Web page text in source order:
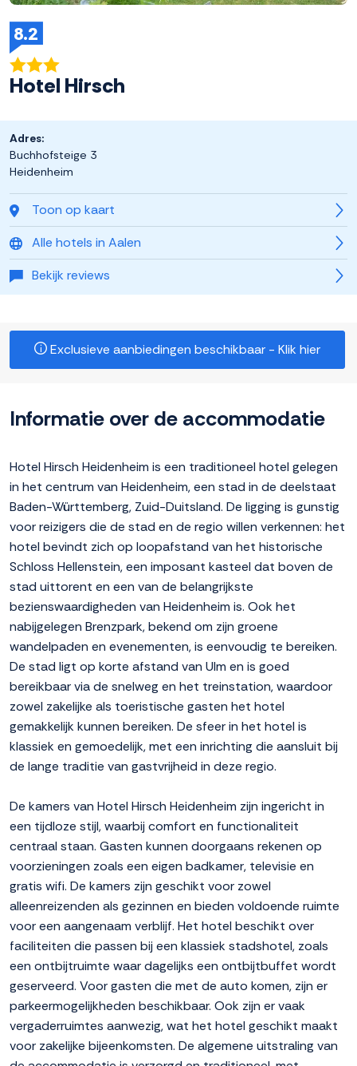
8.2
Hotel Hirsch
Toon op kaart
Alle hotels in Aalen
Bekijk reviews
Adres:
Buchhofsteige 3
Heidenheim
Exclusieve aanbiedingen beschikbaar - Klik hier
Informatie over de accommodatie
Hotel Hirsch Heidenheim is een traditioneel hotel gelegen
in het centrum van Heidenheim, een stad in de deelstaat
Baden-Württemberg, Zuid-Duitsland. De ligging is gunstig
voor reizigers die de stad en de regio willen verkennen: het
hotel bevindt zich op loopafstand van het historische
Schloss Hellenstein, een imposant kasteel dat boven de
stad uittorent en een van de belangrijkste
bezienswaardigheden van Heidenheim is. Ook het
nabijgelegen Brenzpark, bekend om zijn groene
wandelpaden en evenementen, is eenvoudig te bereiken.
De stad ligt op korte afstand van Ulm en is goed
bereikbaar via de snelweg en het treinstation, waardoor
zowel zakelijke als toeristische gasten het hotel
gemakkelijk kunnen bereiken. De sfeer in het hotel is
klassiek en gemoedelijk, met een inrichting die aansluit bij
de lange traditie van gastvrijheid in deze regio.
De kamers van Hotel Hirsch Heidenheim zijn ingericht in
een tijdloze stijl, waarbij comfort en functionaliteit
centraal staan. Gasten kunnen doorgaans rekenen op
voorzieningen zoals een eigen badkamer, televisie en
gratis wifi. De kamers zijn geschikt voor zowel
alleenreizenden als gezinnen en bieden voldoende ruimte
voor een aangenaam verblijf. Het hotel beschikt over
faciliteiten die passen bij een klassiek stadshotel, zoals
een ontbijtruimte waar dagelijks een ontbijtbuffet wordt
geserveerd. Voor gasten die met de auto komen, zijn er
parkeermogelijkheden beschikbaar. Ook zijn er vaak
vergaderruimtes aanwezig, wat het hotel geschikt maakt
voor zakelijke bijeenkomsten. De algemene uitstraling van